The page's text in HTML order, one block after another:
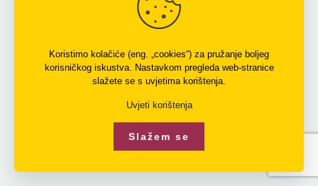
Koristimo kolačiće (eng. „cookies“) za pružanje boljeg
korisničkog iskustva. Nastavkom pregleda web-stranice
slažete se s uvjetima korištenja.
Uvjeti korištenja
Slažem se